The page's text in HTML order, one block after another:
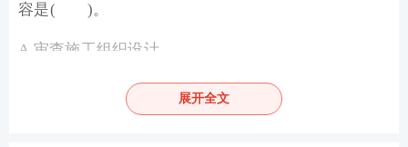
容是( )。
A.审查施工组织设计
B.审查监理规划等文件及审批手续
展开全文